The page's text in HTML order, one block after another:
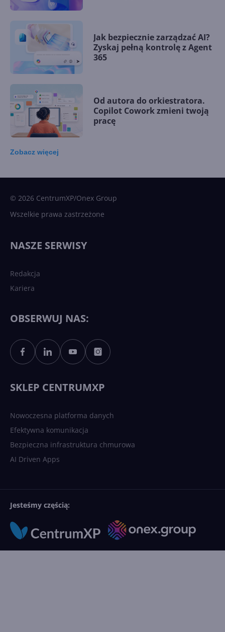
Jak bezpiecznie zarządzać AI?
Zyskaj pełną kontrolę z Agent
365
Od autora do orkiestratora.
Copilot Cowork zmieni twoją
pracę
Sztuczna inteligencja po
polsku. Dość barier
Zobacz więcej
© 2026 CentrumXP/Onex Group
Wszelkie prawa zastrzeżone
NASZE SERWISY
Redakcja
Kariera
OBSERWUJ NAS:
SKLEP CENTRUMXP
Nowoczesna platforma danych
Efektywna komunikacja
Bezpieczna infrastruktura chmurowa
AI Driven Apps
Jesteśmy częścią: